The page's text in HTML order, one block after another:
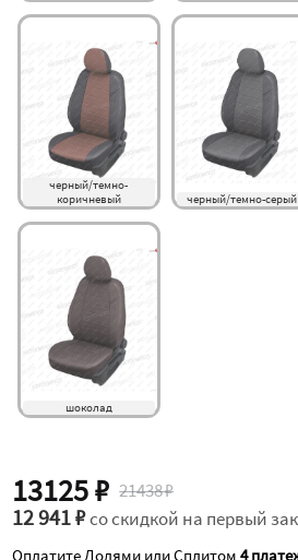
черный/темно-
коричневый
черный/темно-серый
шоколад
13125 ₽ 21438 ₽
12 941 ₽со скидкой на первый
Оплатите Долями или Сплитом4